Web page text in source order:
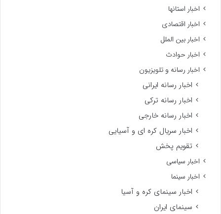
اخبار استانها
اخبار اقتصادی
اخبار بین الملل
اخبار حوادث
اخبار رسانه و تلویزیون
اخبار رسانه ایرانی
اخبار رسانه ترکی
اخبار رسانه خارجی
اخبار سریال کره ای و آسیایی
تقویم پخش
اخبار سیاسی
اخبار سینما
اخبار سینمای کره و آسیا
سینمای ایران